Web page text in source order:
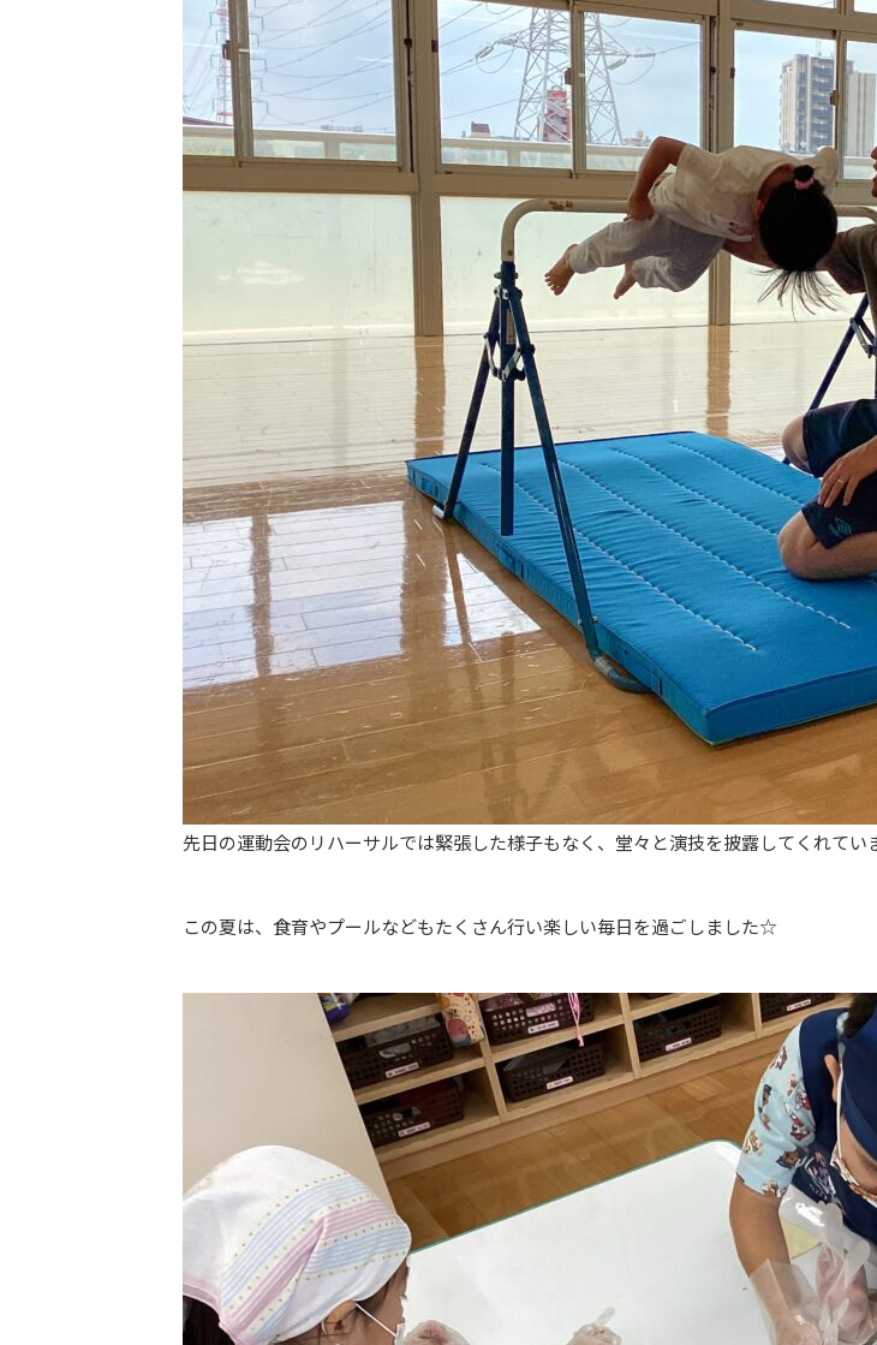
先日の運動会のリハーサルでは緊張した様子もなく、堂々と演技を披露してくれてい
この夏は、食育やプールなどもたくさん行い楽しい毎日を過ごしました☆